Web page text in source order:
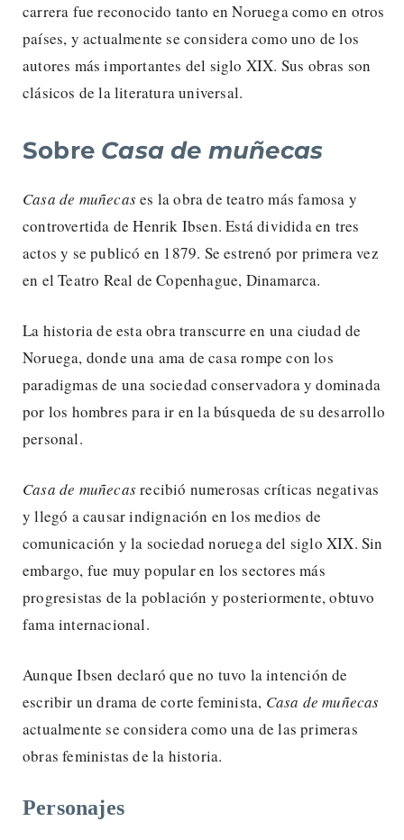
carrera fue reconocido tanto en Noruega como en otros
países, y actualmente se considera como uno de los
autores más importantes del siglo XIX. Sus obras son
clásicos de la literatura universal.
Sobre Casa de muñecas
Casa de muñecases la obra de teatro más famosa y
controvertida de Henrik Ibsen. Está dividida en tres
actos y se publicó en 1879. Se estrenó por primera vez
en el Teatro Real de Copenhague, Dinamarca.
La historia de esta obra transcurre en una ciudad de
Noruega, donde una ama de casa rompe con los
paradigmas de una sociedad conservadora y dominada
por los hombres para ir en la búsqueda de su desarrollo
personal.
Casa de muñecasrecibió numerosas críticas negativas
y llegó a causar indignación en los medios de
comunicación y la sociedad noruega del siglo XIX. Sin
embargo, fue muy popular en los sectores más
progresistas de la población y posteriormente, obtuvo
fama internacional.
Aunque Ibsen declaró que no tuvo la intención de
escribir un drama de corte feminista, Casa de muñecas
actualmente se considera como una de las primeras
obras feministas de la historia.
Personajes